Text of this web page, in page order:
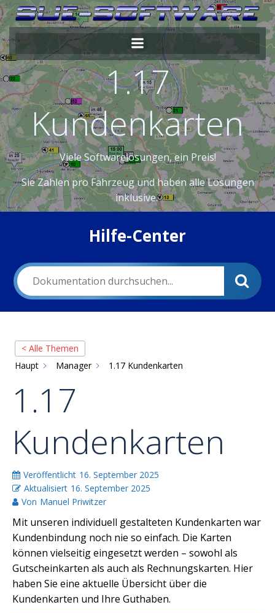
Zum
Inhalt
springen
1.17
Kundenkarten
Viele Softwarelösungen, ein Preis!
Sie Zahlen pro Fahrzeug und haben alle Lösungen
inklusive.
Hilfe-Center
< Alle Themen
Haupt
Manager 1.17 Kundenkarten
1.17
Kundenkarten
Veröffentlicht 16. September 2025
Aktualisiert 16. September 2025
Von Manuel Priwitzer
Mit unseren individuell gestalteten Kundenkarten war
Kundenbindung noch nie so einfach. Die Karten
können vielseitig eingesetzt werden – sowohl als
Gutscheinkarten als auch als Rechnungskarten. Hier
haben Sie eine aktuelle Übersicht über die
Kundenkarten und Ihre Guthaben.